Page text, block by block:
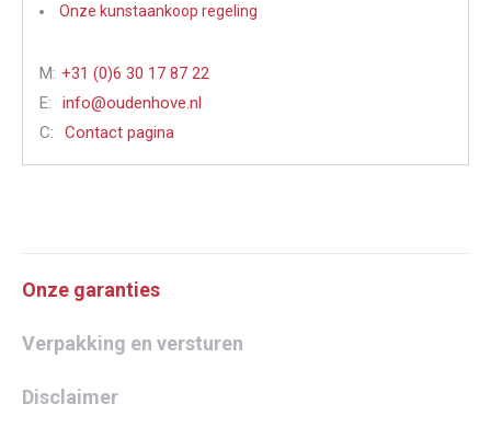
Onze kunstaankoop regeling
M: +31 (0)6 30 17 87 22
E:
info@oudenhove.nl
C:
Contact pagina
Onze garanties
Verpakking en versturen
Disclaimer